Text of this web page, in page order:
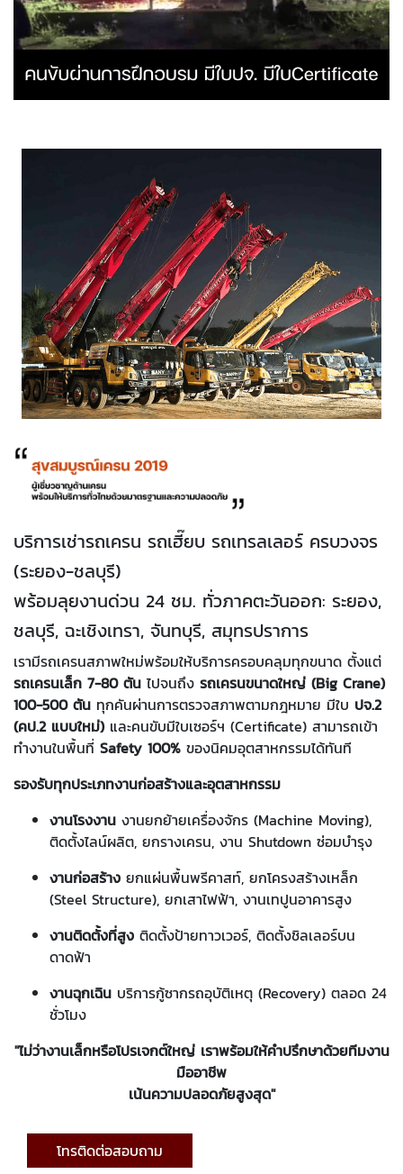
บริการเช่ารถเครน รถเฮี๊ยบ รถเทรลเลอร์ ครบวงจร
(ระยอง-ชลบุรี)
พร้อมลุยงานด่วน 24 ชม. ทั่วภาคตะวันออก: ระยอง,
ชลบุรี, ฉะเชิงเทรา, จันทบุรี, สมุทรปราการ
เรามีรถเครนสภาพใหม่พร้อมให้บริการครอบคลุมทุกขนาด ตั้งแต่
รถเครนเล็ก 7-80 ตัน ไปจนถึง รถเครนขนาดใหญ่ (Big Crane)
100-500 ตัน ทุกคันผ่านการตรวจสภาพตามกฎหมาย มีใบ ปจ.2
(คป.2 แบบใหม่)และคนขับมีใบเซอร์ฯ (Certificate) สามารถเข้า
ทำงานในพื้นที่ Safety 100% ของนิคมอุตสาหกรรมได้ทันที
รองรับทุกประเภทงานก่อสร้างและอุตสาหกรรม
งานโรงงาน งานยกย้ายเครื่องจักร (Machine Moving),
ติดตั้งไลน์ผลิต, ยกรางเครน, งาน Shutdown ซ่อมบำรุง
งานก่อสร้าง ยกแผ่นพื้นพรีคาสท์, ยกโครงสร้างเหล็ก
(Steel Structure), ยกเสาไฟฟ้า, งานเทปูนอาคารสูง
งานติดตั้งที่สูง ติดตั้งป้ายทาวเวอร์, ติดตั้งชิลเลอร์บน
ดาดฟ้า
งานฉุกเฉิน บริการกู้ซากรถอุบัติเหตุ (Recovery) ตลอด 24
ชั่วโมง
"ไม่ว่างานเล็กหรือโปรเจกต์ใหญ่ เราพร้อมให้คำปรึกษาด้วยทีมงาน
มืออาชีพ
เน้นความปลอดภัยสูงสุด"
โทรติดต่อสอบถาม